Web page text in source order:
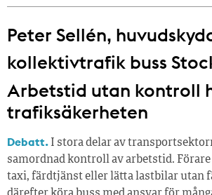
Peter Sellén,
kollektivtrafik buss
Arbetstid utan kontroll
trafiksäkerheten
Debatt. I stora delar av
samordnad kontroll av arbetstid.
taxi, färdtjänst eller lätta lastbilar utan